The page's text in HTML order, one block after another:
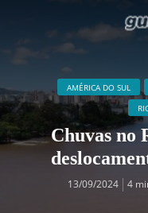
AMÉRICA DO SUL
Chuvas no
13/09/2024 4